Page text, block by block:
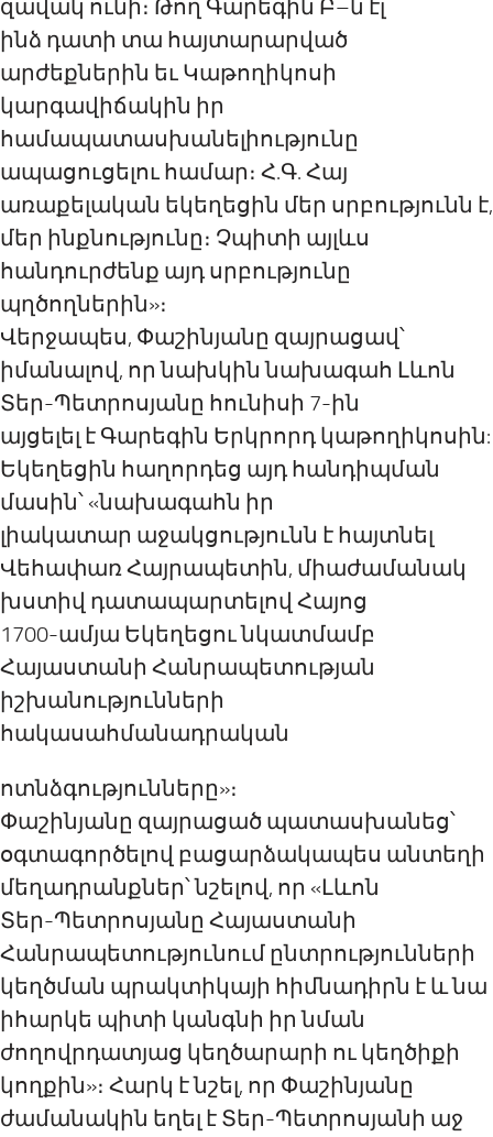
զավակ ունի։ Թող Գարեգին Բ–ն էլ
ինձ դատի տա հայտարարված
արժեքներին եւ Կաթողիկոսի
կարգավիճակին իր
համապատասխանելիությունը
ապացուցելու համար։ Հ.Գ. Հայ
առաքելական եկեղեցին մեր սրբությունն է,
մեր ինքնությունը։ Չպիտի այլևս
հանդուրժենք այդ սրբությունը
պղծողներին»։
Վերջապես, Փաշինյանը զայրացավ՝
իմանալով, որ նախկին նախագահ Լևոն
Տեր-Պետրոսյանը հունիսի 7-ին
այցելել է Գարեգին Երկրորդ կաթողիկոսին:
Եկեղեցին հաղորդեց այդ հանդիպման
մասին՝ «նախագահն իր
լիակատար աջակցությունն է հայտնել
Վեհափառ Հայրապետին, միաժամանակ
խստիվ դատապարտելով Հայոց
1700-ամյա Եկեղեցու նկատմամբ
Հայաստանի Հանրապետության
իշխանությունների
հակասահմանադրական
ոտնձգությունները»։
Փաշինյանը զայրացած պատասխանեց՝
օգտագործելով բացարձակապես անտեղի
մեղադրանքներ՝ նշելով, որ «Լևոն
Տեր-Պետրոսյանը Հայաստանի
Հանրապետությունում ընտրությունների
կեղծման պրակտիկայի հիմնադիրն է և նա
իհարկե պիտի կանգնի իր նման
ժողովրդատյաց կեղծարարի ու կեղծիքի
կողքին»։ Հարկ է նշել, որ Փաշինյանը
ժամանակին եղել է Տեր-Պետրոսյանի աջ